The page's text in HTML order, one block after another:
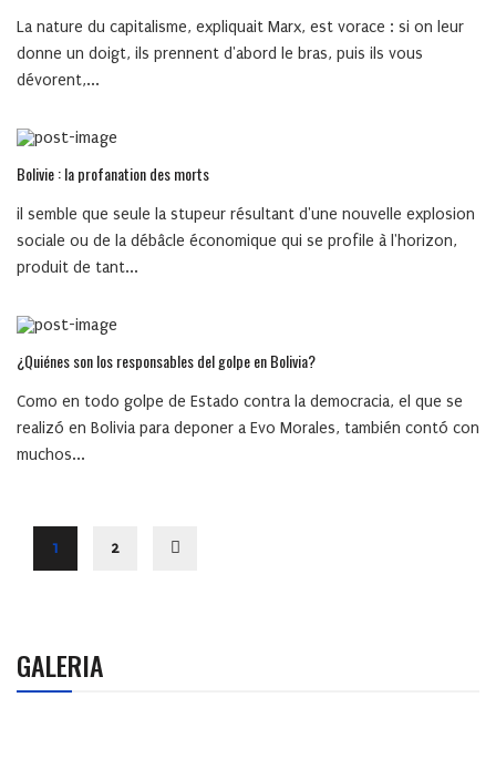
La nature du capitalisme, expliquait Marx, est vorace : si on leur
donne un doigt, ils prennent d'abord le bras, puis ils vous
dévorent,...
Bolivie : la profanation des morts
il semble que seule la stupeur résultant d'une nouvelle explosion
sociale ou de la débâcle économique qui se profile à l'horizon,
produit de tant...
¿Quiénes son los responsables del golpe en Bolivia?
Como en todo golpe de Estado contra la democracia, el que se
realizó en Bolivia para deponer a Evo Morales, también contó con
muchos...
1 2
GALERIA